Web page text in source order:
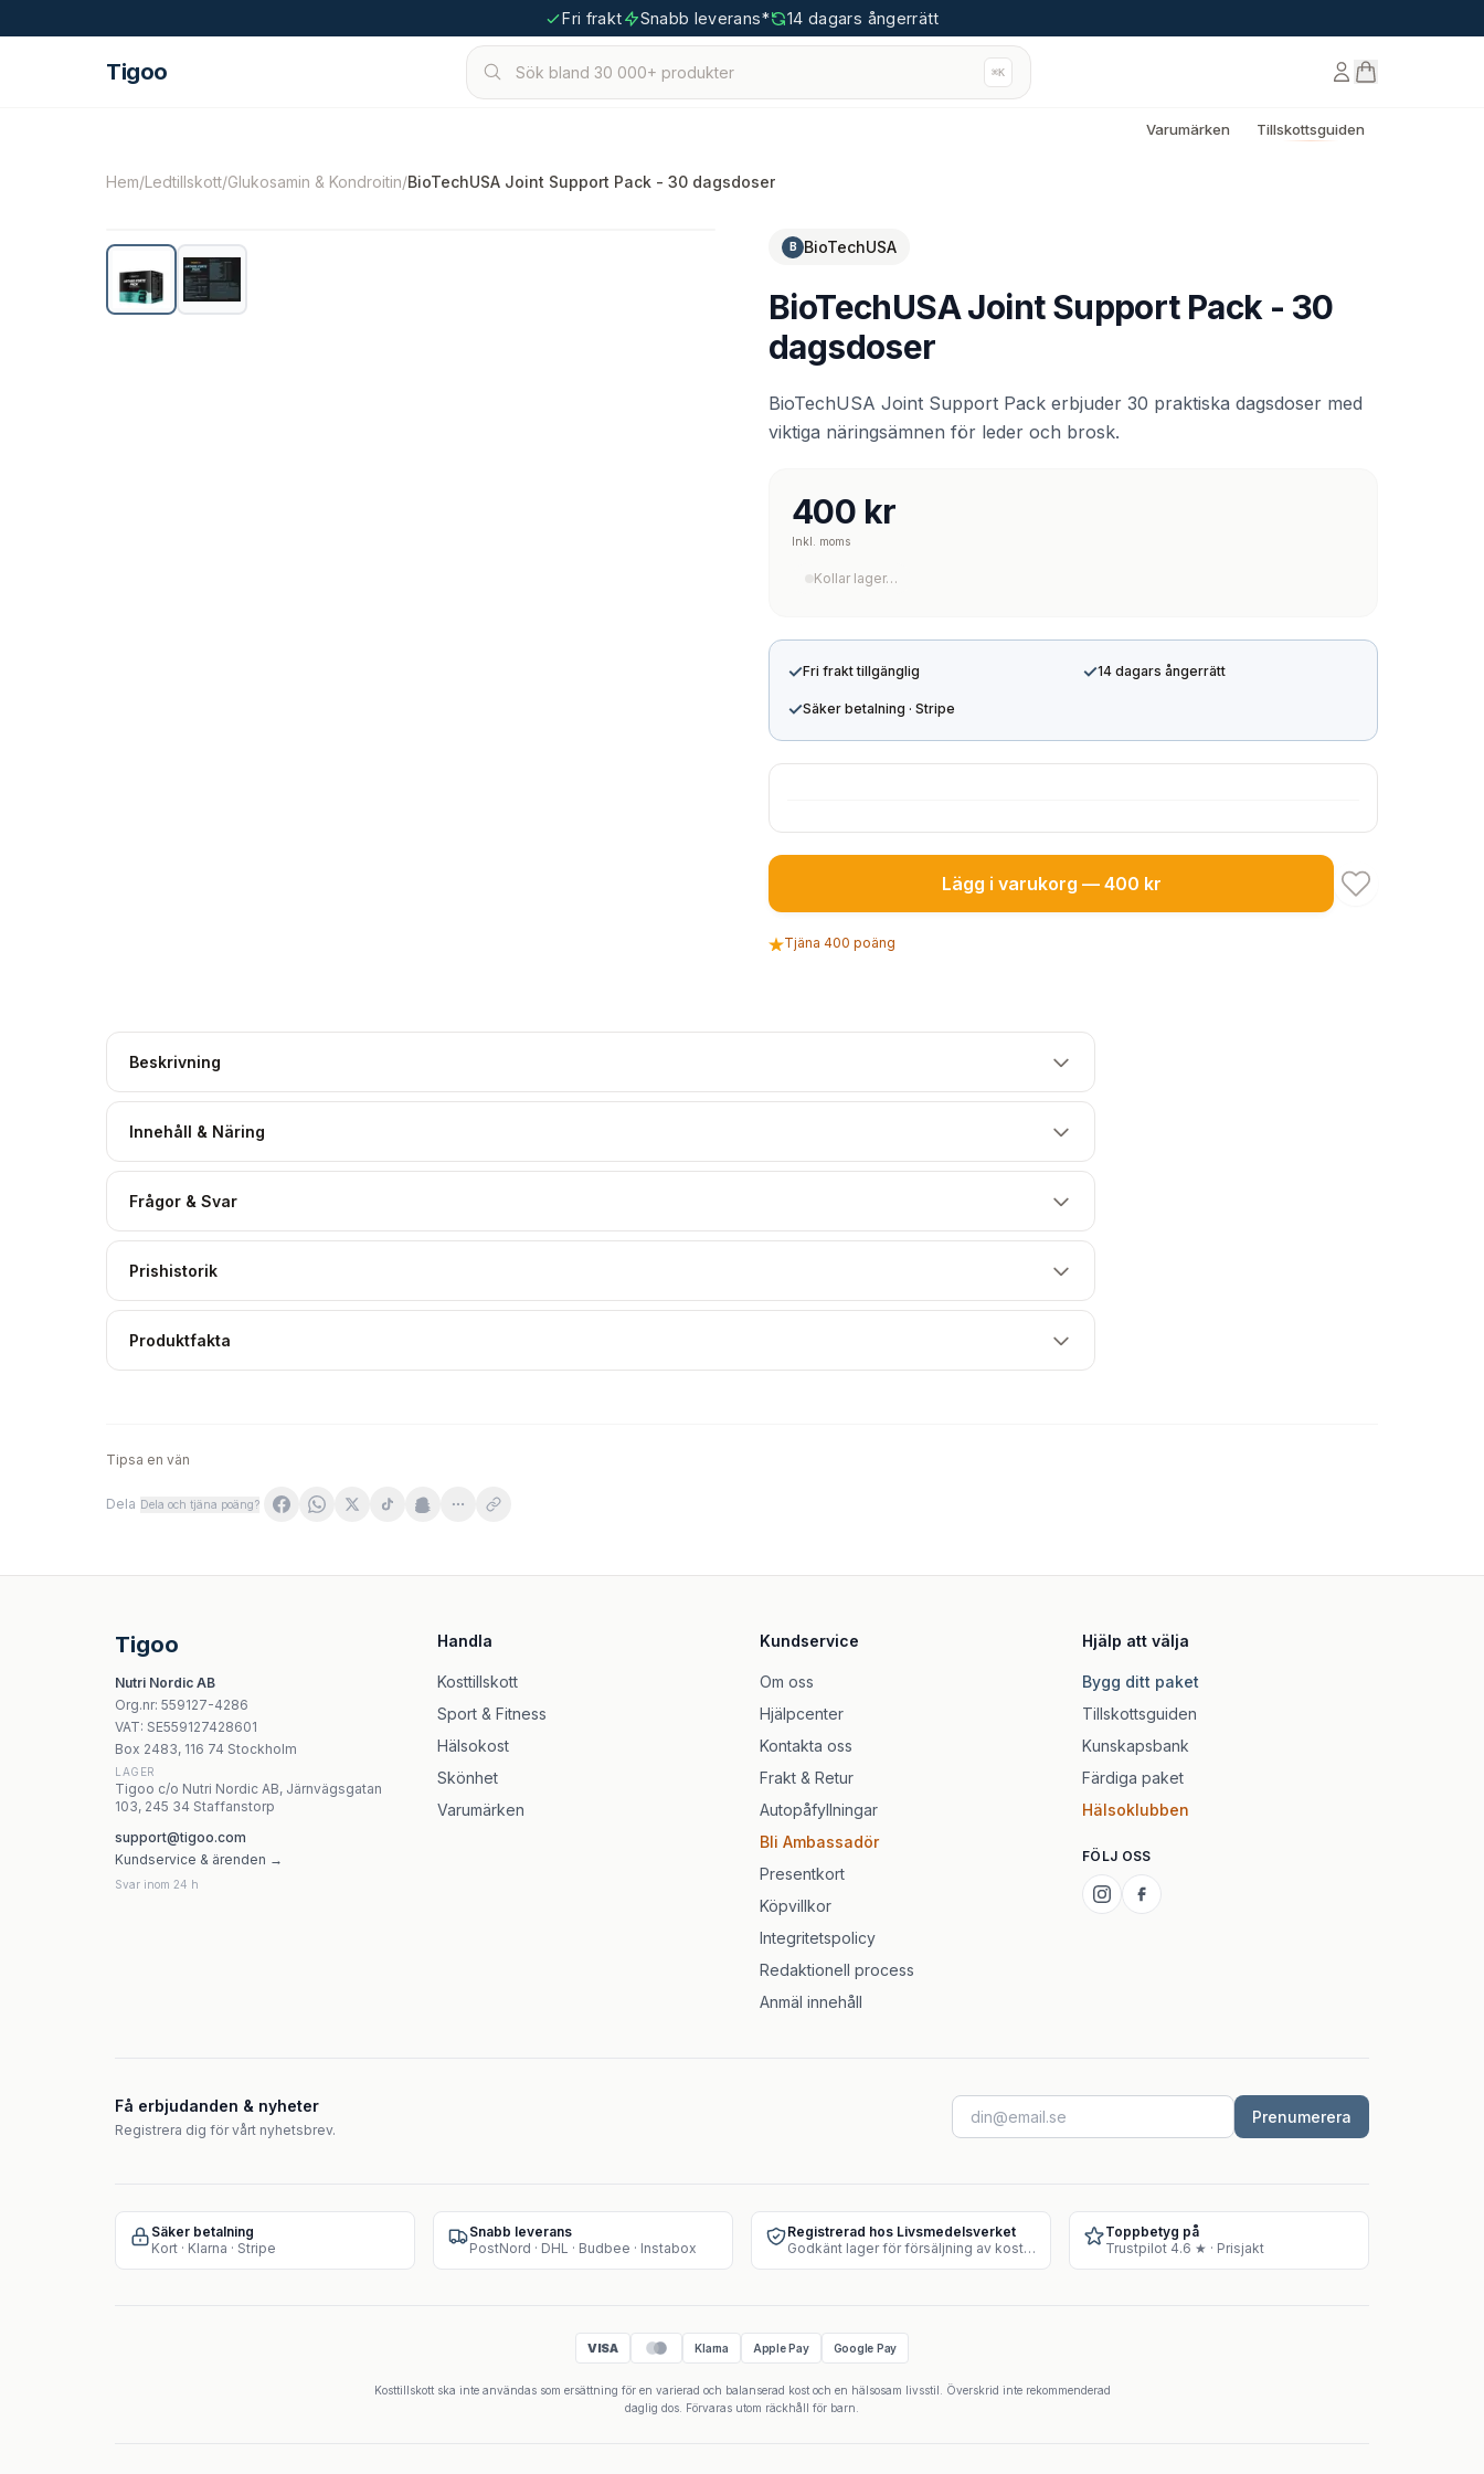
Fri frakt Snabb leverans* 14 dagars ångerrätt
Tigoo Sök bland 30 000+ produkter ⌘K
Varumärken Tillskottsguiden
©2026Nutri Nordic AB.Alla rättigheter förbehållna. tigoo.com
Hem/Ledtillskott/Glukosamin & Kondroitin/BioTechUSA Joint Support Pack - 30 dagsdoser
B BioTechUSA
BioTechUSA Joint Support Pack - 30
dagsdoser
BioTechUSA Joint Support Pack erbjuder 30 praktiska dagsdoser med
viktiga näringsämnen för leder och brosk.
400 kr
Inkl. moms
Kollar lager…
✓Fri frakt tillgänglig ✓14 dagars ångerrätt
✓Säker betalning · Stripe
Lägg i varukorg — 400 kr
Tjäna 400 poäng
Beskrivning
Innehåll & Näring
Frågor & Svar
Prishistorik
Produktfakta
Tipsa en vän
Dela Dela och tjäna poäng?
Holland & Barrett - Glucosamine HCl 500 mg kapslar
Swanson Full Spectrum Herbal Joint Care 60 kapslar
Scitec Nutrition - Joint X - 100 kapslar
NOW Foods Joint & Muscle Cream 118ml
Puritan's Pride - Glucosamine HCL - 240 kapslar
Tigoo
Nutri Nordic AB
Org.nr: 559127-4286
VAT: SE559127428601
Box 2483, 116 74 Stockholm
LAGER
Tigoo c/o Nutri Nordic AB, Järnvägsgatan
103, 245 34 Staffanstorp
support@tigoo.com
Kundservice & ärenden →
Svar inom 24 h
Handla
Kosttillskott
Sport & Fitness
Hälsokost
Skönhet
Varumärken
Kundservice
Om oss
Hjälpcenter
Kontakta oss
Frakt & Retur
Autopåfyllningar
Bli Ambassadör
Presentkort
Köpvillkor
Integritetspolicy
Redaktionell process
Anmäl innehåll
Hjälp att välja
Bygg ditt paket
Tillskottsguiden
Kunskapsbank
Färdiga paket
Hälsoklubben
FÖLJ OSS
Få erbjudanden & nyheter
Registrera dig för vårt nyhetsbrev.
Prenumerera
Säker betalning
Kort · Klarna · Stripe
Snabb leverans
PostNord · DHL · Budbee · Instabox
Registrerad hos Livsmedelsverket
Godkänt lager för försäljning av kosttillskott
Toppbetyg på
Trustpilot 4.6 ★ · Prisjakt
VISA Klarna Apple Pay Google Pay
Kosttillskott ska inte användas som ersättning för en varierad och balanserad kost och en hälsosam livsstil. Överskrid inte rekommenderad
daglig dos. Förvaras utom räckhåll för barn.